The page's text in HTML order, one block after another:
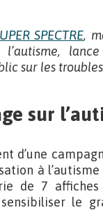
SPECTRE,
sur les troubles
sur
d’une
à
de 7
le